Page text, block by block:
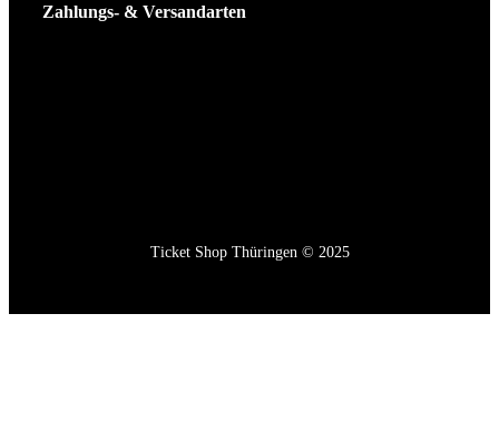
Zahlungs- & Versandarten
Ticket Shop Thüringen © 2025